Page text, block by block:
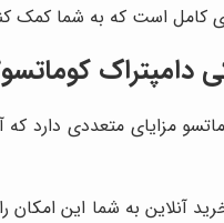
کامل است که به شما کمک
دامپتراک
مزایای متعددی
آنلاین به شما این